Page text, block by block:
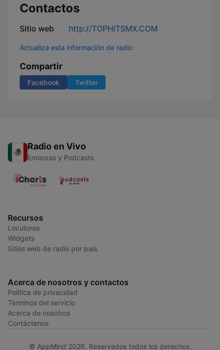
Contactos
Sitio web http://TOPHITSMX.COM
Actualiza esta información de radio
Compartir
Facebook Twitter
Radio en Vivo
Emisoras y Podcasts
Recursos
Locutores
Widgets
Sitios web de radio por país
Acerca de nosotros y contactos
Política de privacidad
Términos del servicio
Acerca de nosotros
Contáctenos
© AppMind 2026. Reservados todos los derechos.